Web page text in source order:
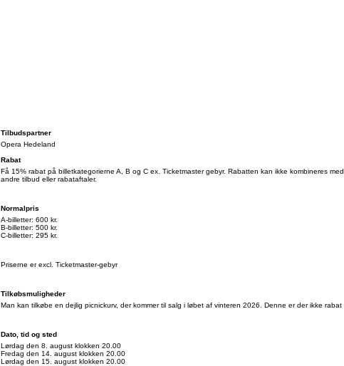
Tilbudspartner
Opera Hedeland
Rabat
Få 15% rabat på billetkategorierne A, B og C ex. Ticketmaster gebyr. Rabatten kan ikke kombineres med
andre tilbud eller rabataftaler.
Normalpris
A-billetter: 600 kr.
B-billetter: 500 kr.
C-billetter: 295 kr.
Priserne er excl. Ticketmaster-gebyr
Tilkøbsmuligheder
Man kan tilkøbe en dejlig picnickurv, der kommer til salg i løbet af vinteren 2026. Denne er der ikke rabat
Dato, tid og sted
Lørdag den 8. august klokken 20.00
Fredag den 14. august klokken 20.00
Lørdag den 15. august klokken 20.00